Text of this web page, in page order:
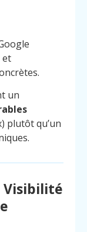
Appelez
et
un
plutôt qu’un
Visibilité